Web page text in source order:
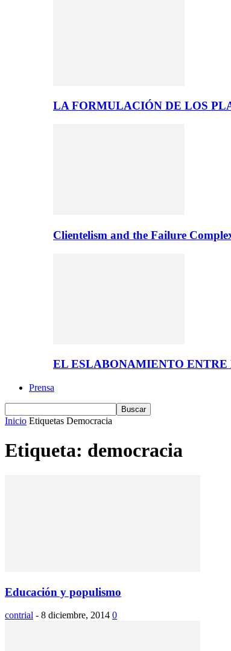
LA FORMULACIÓN DE LOS
Clientelism and the Failure
EL ESLABONAMIENTO
Prensa
Inicio Etiquetas Democracia
Etiqueta: democracia
Educación y populismo
contrial - 8 diciembre, 2014 0